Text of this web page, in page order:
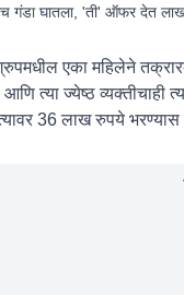
गंडा घातला, 'ती' ऑफर देत
एका महिलेने
त्या ज्येष्ठ व्यक्तीचाही
36 लाख रुपये